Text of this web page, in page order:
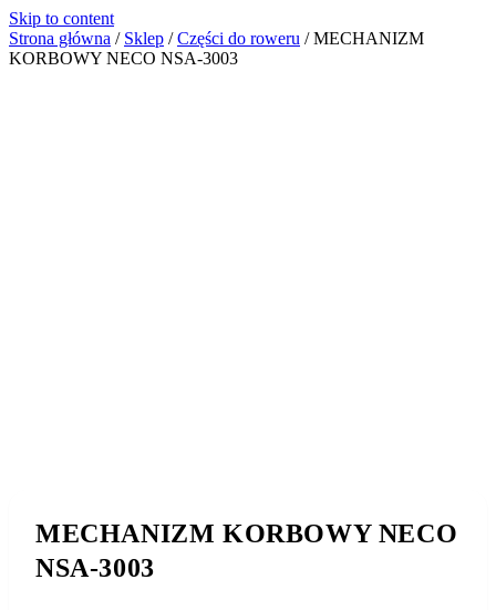
Skip to content
Strona główna / Sklep / Części do roweru / MECHANIZM
KORBOWY NECO NSA-3003
MECHANIZM KORBOWY NECO
NSA-3003